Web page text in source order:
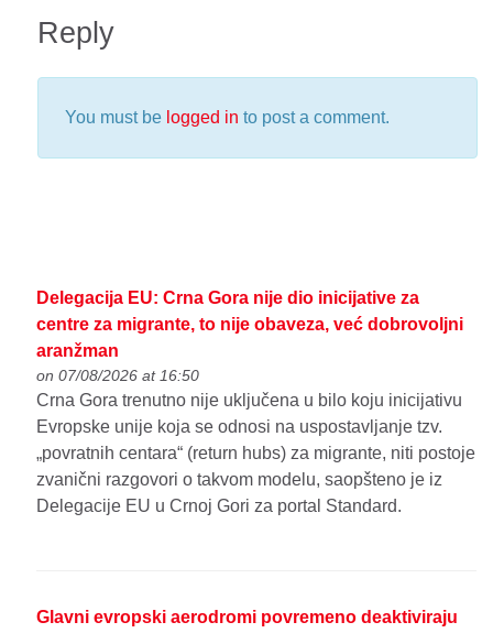
Reply
You must be logged in to post a comment.
Delegacija EU: Crna Gora nije dio inicijative za
centre za migrante, to nije obaveza, već dobrovoljni
aranžman
on 07/08/2026 at 16:50
Crna Gora trenutno nije uključena u bilo koju inicijativu
Evropske unije koja se odnosi na uspostavljanje tzv.
„povratnih centara“ (return hubs) za migrante, niti postoje
zvanični razgovori o takvom modelu, saopšteno je iz
Delegacije EU u Crnoj Gori za portal Standard.
Glavni evropski aerodromi povremeno deaktiviraju